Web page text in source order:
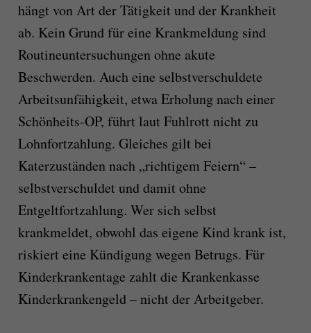
hängt von Art der Tätigkeit und der Krankheit
ab. Kein Grund für eine Krankmeldung sind
Routineuntersuchungen ohne akute
Beschwerden. Auch eine selbstverschuldete
Arbeitsunfähigkeit, etwa Erholung nach einer
Schönheits-OP, führt laut Fuhlrott nicht zu
Lohnfortzahlung. Gleiches gilt bei
Katerzuständen nach „richtigem Feiern“ –
selbstverschuldet und damit ohne
Entgeltfortzahlung. Wer sich selbst
krankmeldet, obwohl das eigene Kind krank ist,
riskiert eine Kündigung wegen Betrugs. Für
Kinderkrankentage zahlt die Krankenkasse
Kinderkrankengeld – nicht der Arbeitgeber.